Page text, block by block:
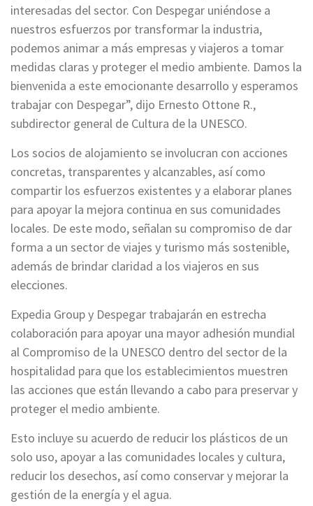
interesadas del sector. Con Despegar uniéndose a
nuestros esfuerzos por transformar la industria,
podemos animar a más empresas y viajeros a tomar
medidas claras y proteger el medio ambiente. Damos la
bienvenida a este emocionante desarrollo y esperamos
trabajar con Despegar”, dijo Ernesto Ottone R.,
subdirector general de Cultura de la UNESCO.
Los socios de alojamiento se involucran con acciones
concretas, transparentes y alcanzables, así como
compartir los esfuerzos existentes y a elaborar planes
para apoyar la mejora continua en sus comunidades
locales. De este modo, señalan su compromiso de dar
forma a un sector de viajes y turismo más sostenible,
además de brindar claridad a los viajeros en sus
elecciones.
Expedia Group y Despegar trabajarán en estrecha
colaboración para apoyar una mayor adhesión mundial
al Compromiso de la UNESCO dentro del sector de la
hospitalidad para que los establecimientos muestren
las acciones que están llevando a cabo para preservar y
proteger el medio ambiente.
Esto incluye su acuerdo de reducir los plásticos de un
solo uso, apoyar a las comunidades locales y cultura,
reducir los desechos, así como conservar y mejorar la
gestión de la energía y el agua.